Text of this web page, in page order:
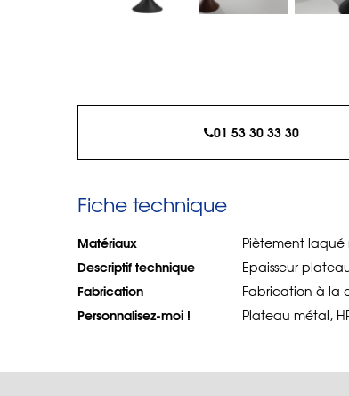
01 53 30 33 30
Fiche technique
Matériaux Piètement
Descriptif technique Epaisseur
Fabrication Fabrication à la
Personnalisez-moi ! Plateau métal,